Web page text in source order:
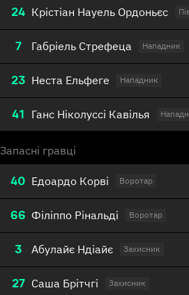
24 Крістіан Науель Ордоньєс
7 Габріель Стрефеца Нападник
23 Неста Ельфеге Нападник
41 Ганс Ніколуссі Кавілья
Запасні гравці
40 Едоардо Корві Воротар
66 Філіппо Рінальді Воротар
3 Абулайє Ндіайє Захисник
27 Саша Брітчгі Захисник